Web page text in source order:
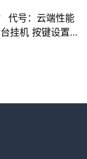
代号：云端性能
挂机 按键设置